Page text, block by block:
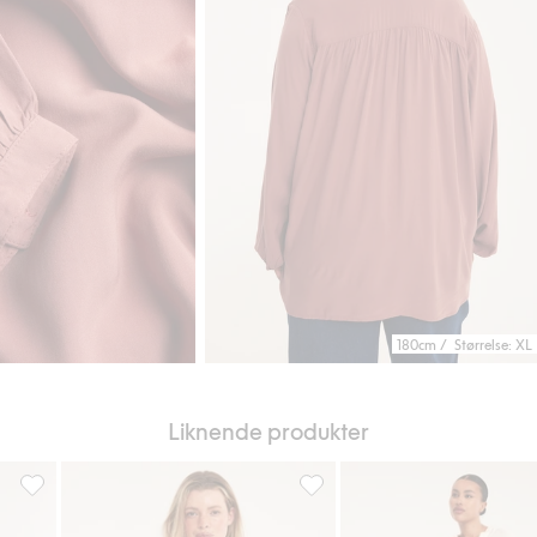
180cm / Størrelse: XL
Liknende produkter
Bluse i modalblanding, Legg til i favoriterBluse i modalblanding,